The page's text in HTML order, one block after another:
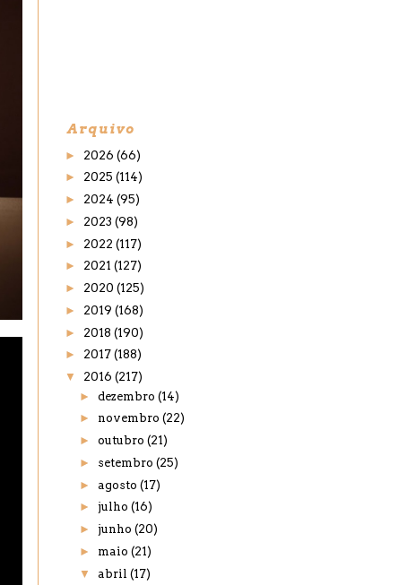
Arquivo
► 2026 (66)
► 2025 (114)
► 2024 (95)
► 2023 (98)
► 2022 (117)
► 2021 (127)
► 2020 (125)
► 2019 (168)
► 2018 (190)
► 2017 (188)
▼ 2016 (217)
► dezembro (14)
► novembro (22)
► outubro (21)
► setembro (25)
► agosto (17)
► julho (16)
► junho (20)
► maio (21)
▼ abril (17)